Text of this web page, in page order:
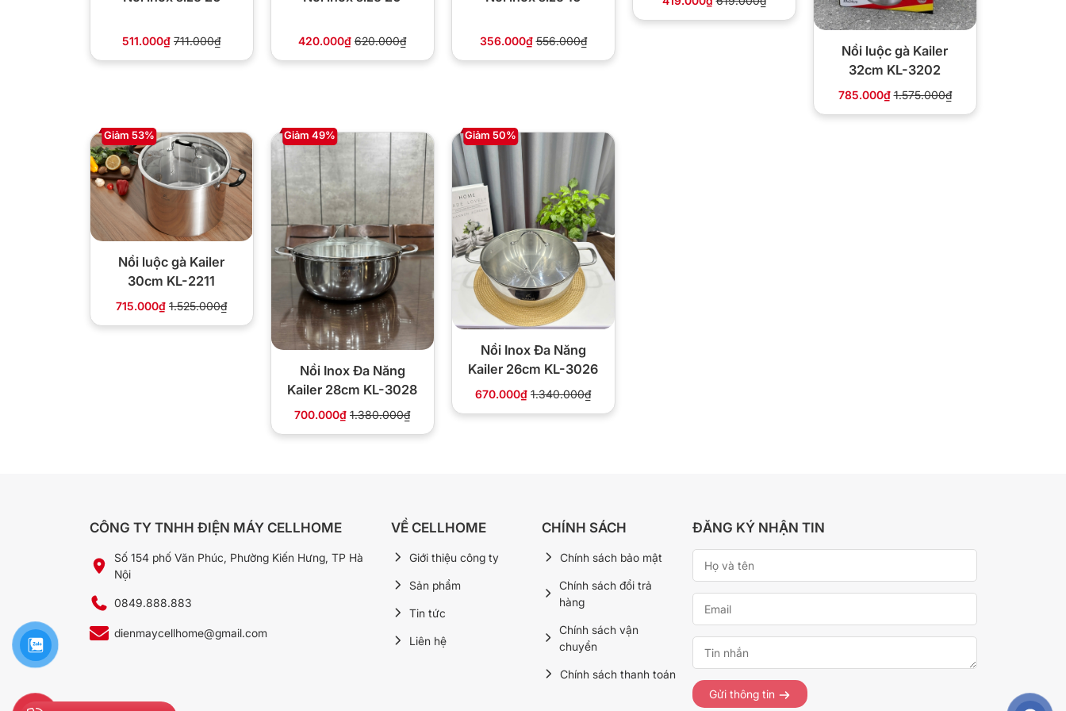
511.000₫ 711.000₫ 420.000₫ 620.000₫ 356.000₫ 556.000₫
Nồi luộc gà Kailer
32cm KL-3202
785.000₫ 1.575.000₫
Giảm 53%
Nồi luộc gà Kailer
30cm KL-2211
715.000₫ 1.525.000₫
Giảm 49%
Nồi Inox Đa Năng
Kailer 28cm KL-3028
700.000₫ 1.380.000₫
Giảm 50%
Nồi Inox Đa Năng
Kailer 26cm KL-3026
670.000₫ 1.340.000₫
CÔNG TY TNHH ĐIỆN MÁY CELLHOME
Số 154 phố Văn Phúc, Phường Kiến Hưng, TP Hà
Nội
0849.888.883
dienmaycellhome@gmail.com
VỀ CELLHOME
Giới thiệu công ty
Sản phẩm
Tin tức
Liên hệ
CHÍNH SÁCH
Chính sách bảo mật
Chính sách đổi trả
hàng
Chính sách vận
chuyển
Chính sách thanh toán
ĐĂNG KÝ NHẬN TIN
Gửi thông tin